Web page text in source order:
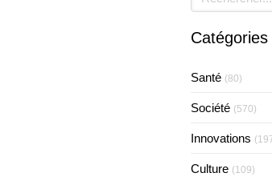
Catégories
Santé (80)
Société (570)
Innovations
Culture (109)